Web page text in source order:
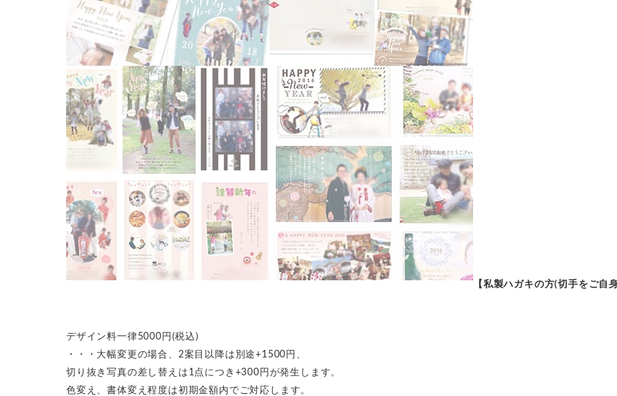
【私製ハガキの方(切手をご自
デザイン料一律5000円(税込)
・・・大幅変更の場合、2案目以降は別途+1500円、
切り抜き写真の差し替えは1点につき+300円が発生します。
色変え、書体変え程度は初期金額内でご対応します。